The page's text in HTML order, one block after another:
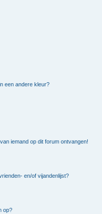
een andere kleur?
iemand op dit forum ontvangen!
en/of vijandenlijst?
op?